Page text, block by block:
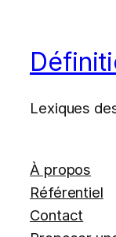
Lexiques
À propos
Référentiel
Contact